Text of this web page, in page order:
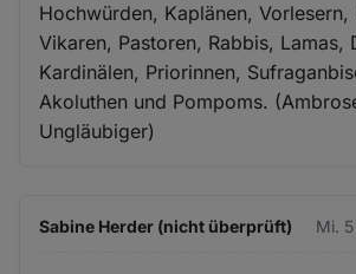
Hochwürden, Kaplänen, Vorlesern,
Vikaren, Pastoren, Rabbis, Lamas,
Kardinälen, Priorinnen,
Akoluthen und Pompoms.
Ungläubiger)
Sabine Herder (nicht überprüft) Mi.